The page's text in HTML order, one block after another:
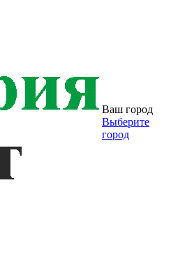
Ваш город
Выберите
город